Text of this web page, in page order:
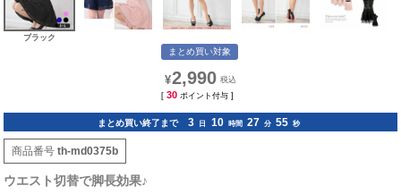
ブラック
まとめ買い対象
¥2,990
[ 30 ポイント付与 ]
まとめ買い終了まで 3 日 10 時間 27 分 54 秒
商品番号 th-md0375b
ウエスト切替で脚長効果♪